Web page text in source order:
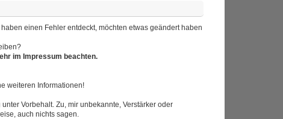
einen Fehler entdeckt, möchten etwas geändert haben
im Impressum beachten.
weiteren Informationen!
Vorbehalt. Zu, mir unbekannte, Verstärker oder
auch nichts sagen.